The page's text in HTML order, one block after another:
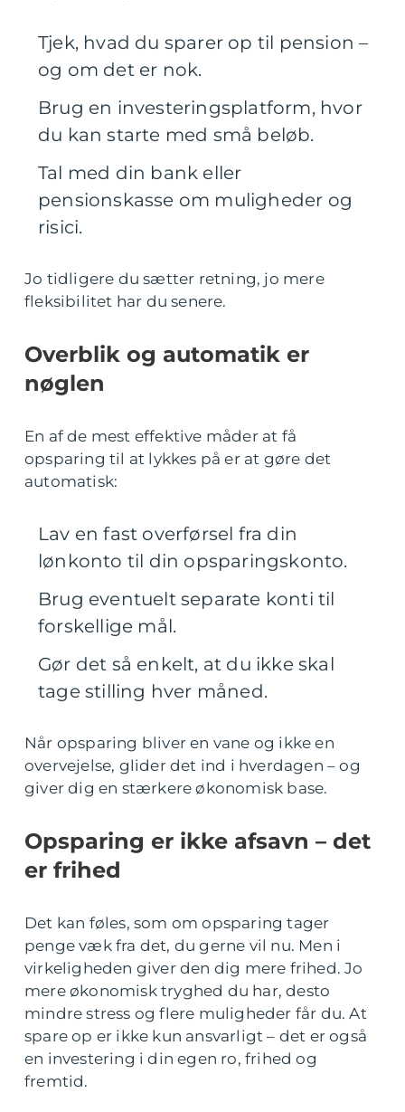
Tjek, hvad du sparer op til pension –
og om det er nok.
Brug en investeringsplatform, hvor
du kan starte med små beløb.
Tal med din bank eller
pensionskasse om muligheder og
risici.
Jo tidligere du sætter retning, jo mere
fleksibilitet har du senere.
Overblik og automatik er
nøglen
En af de mest effektive måder at få
opsparing til at lykkes på er at gøre det
automatisk:
Lav en fast overførsel fra din
lønkonto til din opsparingskonto.
Brug eventuelt separate konti til
forskellige mål.
Gør det så enkelt, at du ikke skal
tage stilling hver måned.
Når opsparing bliver en vane og ikke en
overvejelse, glider det ind i hverdagen – og
giver dig en stærkere økonomisk base.
Opsparing er ikke afsavn – det
er frihed
Det kan føles, som om opsparing tager
penge væk fra det, du gerne vil nu. Men i
virkeligheden giver den dig mere frihed. Jo
mere økonomisk tryghed du har, desto
mindre stress og flere muligheder får du. At
spare op er ikke kun ansvarligt – det er også
en investering i din egen ro, frihed og
fremtid.